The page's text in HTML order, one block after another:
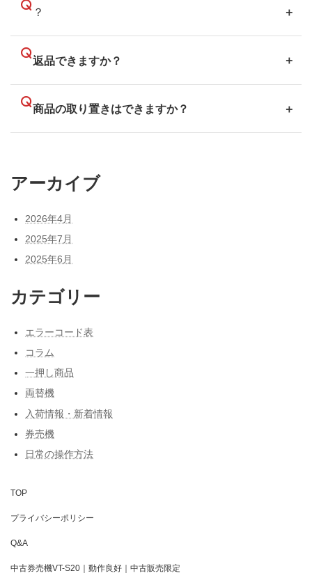
？
返品できますか？
商品の取り置きはできますか？
アーカイブ
2026年4月
2025年7月
2025年6月
カテゴリー
エラーコード表
コラム
一押し商品
両替機
入荷情報・新着情報
券売機
日常の操作方法
TOP
プライバシーポリシー
Q&A
中古券売機VT-S20｜動作良好｜中古販売限定